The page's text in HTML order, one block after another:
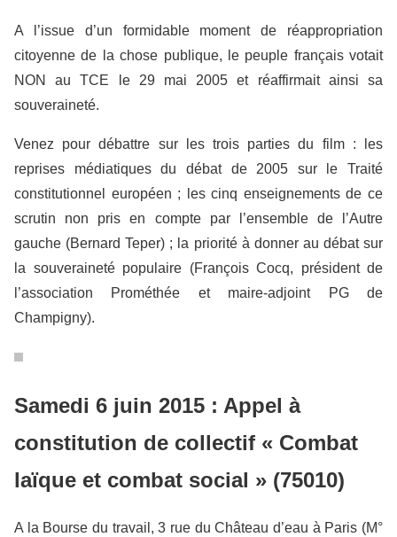
A l’issue d’un formidable moment de réappropriation
citoyenne de la chose publique, le peuple français votait
NON au TCE le 29 mai 2005 et réaffirmait ainsi sa
souveraineté.
Venez pour débattre sur les trois parties du film : les
reprises médiatiques du débat de 2005 sur le Traité
constitutionnel européen ; les cinq enseignements de ce
scrutin non pris en compte par l’ensemble de l’Autre
gauche (Bernard Teper) ; la priorité à donner au débat sur
la souveraineté populaire (François Cocq, président de
l’association Prométhée et maire-adjoint PG de
Champigny).
Samedi 6 juin 2015 : Appel à
constitution de collectif « Combat
laïque et combat social » (75010)
A la Bourse du travail, 3 rue du Château d’eau à Paris (M°